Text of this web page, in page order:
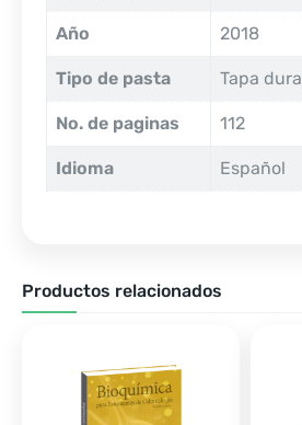
Año 2018
Tipo de pasta Tapa dura
No. de paginas 112
Idioma Español
Productos relacionados